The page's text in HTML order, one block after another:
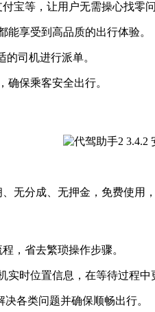
宝等，让用户无需操心找零问
享受到高品质的出行体验。
司机进行派单。
保乘客安全出行。
无分成、无押金，免费使用，
，省去繁琐操作步骤。
时位置信息，在等待过程中
各类问题并确保顺畅出行。